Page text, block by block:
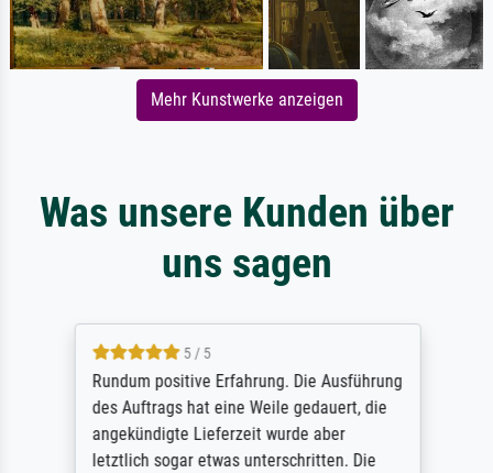
Mehr Kunstwerke anzeigen
Was unsere Kunden über
uns sagen
5 / 5
Rundum positive Erfahrung. Die Ausführung
des Auftrags hat eine Weile gedauert, die
angekündigte Lieferzeit wurde aber
letztlich sogar etwas unterschritten. Die